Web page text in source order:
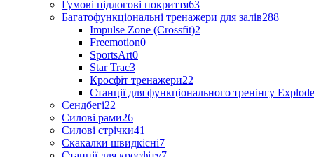
Гумові підлогові покриття63
Багатофункціональні тренажери для залів288
Impulse Zone (Crossfit)2
Freemotion0
SportsArt0
Star Trac3
Кросфіт тренажери22
Станції для функціонального тренінгу Explode
Сендбегі22
Силові рами26
Силові стрічки41
Скакалки швидкісні7